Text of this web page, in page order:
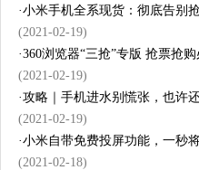
·小米手机全系现货：彻底告别
(2021-02-19)
·360浏览器“三抢”专版 抢票抢购
(2021-02-19)
·攻略｜手机进水别慌张，也许
(2021-02-19)
·小米自带免费投屏功能，一秒
(2021-02-18)